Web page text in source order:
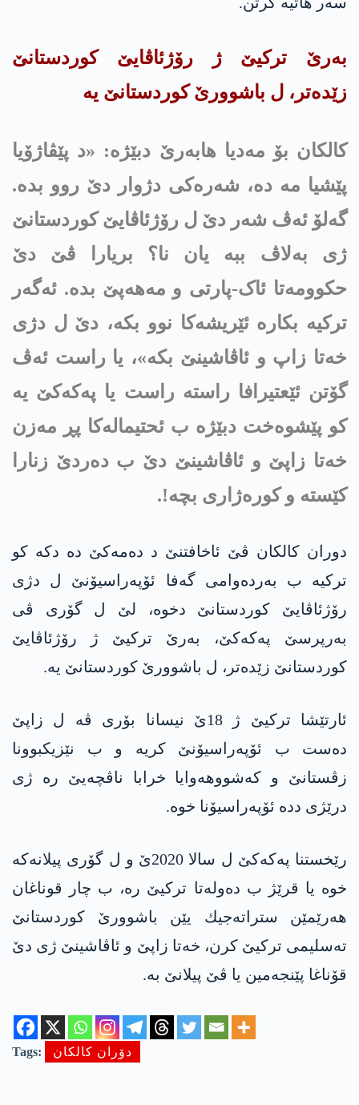
بەرێ ترکیێ ژ رۆژئاڤایێ کوردستانێ
زێدەتر، ل باشوورێ کوردستانێ یە
کالکان بۆ مه‌دیا هابه‌رێ دبێژە: «د پێڤاژۆیا
پێشیا مە دە، شەرەکی دژوار دێ روو بدە.
گەلۆ ئەڤ شەر دێ ل رۆژئاڤایێ کوردستانێ
ژی بەلاڤ ببە یان نا؟ بریارا ڤێ دێ
حکوومەتا ئاک-پارتی و مه‌هه‌پێ بدە. ئەگەر
ترکیە بکارە ئێریشەکا نوو بکە، دێ ل دژی
خەتا زاپ و ئاڤاشینێ بکە»، یا راست ئه‌ڤ
گۆتن ئێعتیرافا راسته‌ راست یا په‌كه‌كێ یه‌
كو پێشوه‌خت دبێژه ب ئحتیماله‌كا پڕ مه‌زن‌
خه‌تا زاپێ و ئاڤاشینێ دێ ب ده‌ردێ زنارا
كێسته‌ و كوره‌ژاری بچه‌!.
دوران کالکان ڤێ ئاخافتنێ د دەمەکێ دە دکە کو
ترکیە ب بەردەوامی گەفا ئۆپەراسیۆنێ ل دژی
رۆژئاڤایێ کوردستانێ دخوە، لێ ل گۆری ڤی
بەرپرسێ په‌كه‌كێ، بەرێ ترکیێ ژ رۆژئاڤایێ
کوردستانێ زێدەتر، ل باشوورێ کوردستانێ یە.
ئارتێشا ترکیێ ژ 18ێ نیسانا بۆری ڤە ل زاپێ
دەست ب ئۆپەراسیۆنێ کریە و ب نێزیکبوونا
زڤستانێ و کەشووهەوایا خرابا ناڤچەیێ رە ژی
درێژی ددە ئۆپەراسیۆنا خوە.
رێخستنا په‌كه‌كێ ل سالا 2020ێ و ل گۆری پیلانه‌كه‌
خوه‌ یا قرێژ ب ده‌وله‌تا تركیێ ره‌، ب چار قوناغان
هه‌رێمێن ستراته‌جیك یێن باشوورێ كوردستانێ
ته‌سلیمی تركیێ كرن، خه‌تا زاپێ و ئاڤاشینێ ژی دێ
قۆناغا پێنجه‌مین یا ڤێ پیلانێ به‌.
Tags: دۆران كالكان